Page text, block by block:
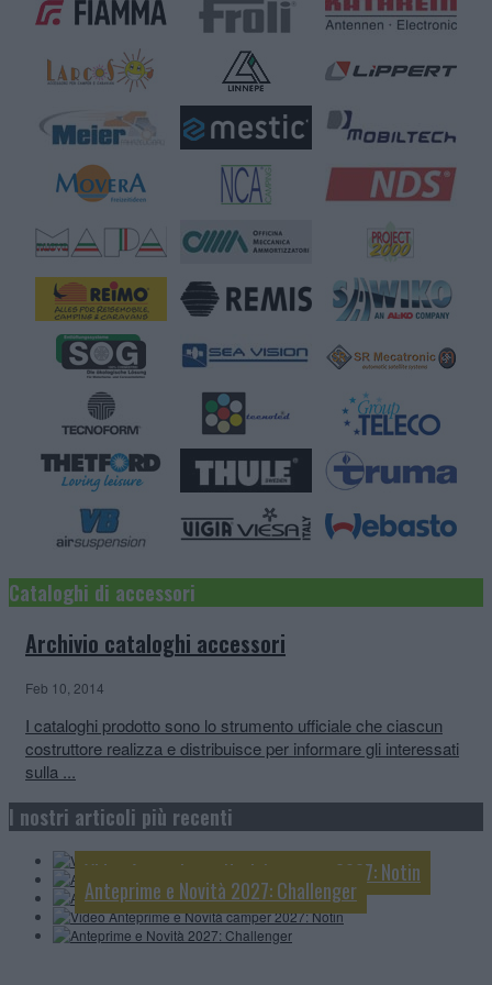
Cataloghi di accessori
Archivio cataloghi accessori
Feb 10, 2014
I cataloghi prodotto sono lo strumento ufficiale che ciascun
costruttore realizza e distribuisce per informare gli interessati
sulla ...
I nostri articoli più recenti
McLouis
Anteprime e Novità 2027: Knaus
Anteprime e Novità 2027: Mobilvetta
Video Anteprime e Novità camper 2027: Notin
Anteprime e Novità 2027: Challenger